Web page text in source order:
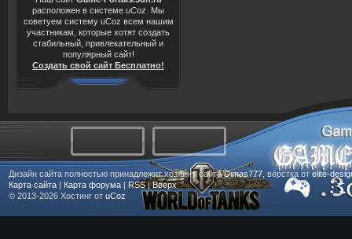
расположен в системе uCoz . Мы
советуем систему uCoz всем нашим
участникам, которые хотят создать
стабильный, привлекательный и
популярный сайт!
Создать свой сайт Бесплатно!
Дизайн сайта полностью принадлежит хозяину сайтаDimas777, вёрстка от elite-
Карта сайта | Карта форума | RSS|Вверх
© 2013-2026 Хостинг от uCoz